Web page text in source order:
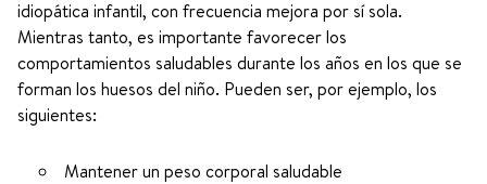
idiopática infantil, con frecuencia mejora por sí sola.
Mientras tanto, es importante favorecer los
comportamientos saludables durante los años en los que se
forman los huesos del niño. Pueden ser, por ejemplo, los
siguientes:
Mantener un peso corporal saludable